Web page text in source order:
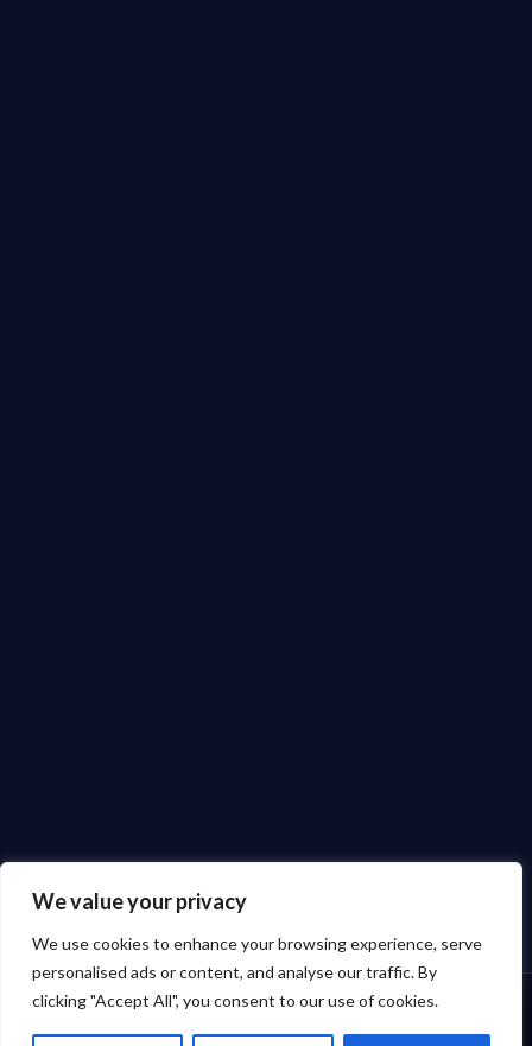
We value your privacy
We use cookies to enhance your browsing experience, serve
personalised ads or content, and analyse our traffic. By
clicking "Accept All", you consent to our use of cookies.
☰
☰